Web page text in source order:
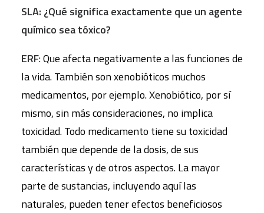
SLA: ¿Qué significa exactamente que un agente
químico sea tóxico?
ERF: Que afecta negativamente a las funciones de
la vida. También son xenobióticos muchos
medicamentos, por ejemplo. Xenobiótico, por sí
mismo, sin más consideraciones, no implica
toxicidad. Todo medicamento tiene su toxicidad
también que depende de la dosis, de sus
características y de otros aspectos. La mayor
parte de sustancias, incluyendo aquí las
naturales, pueden tener efectos beneficiosos